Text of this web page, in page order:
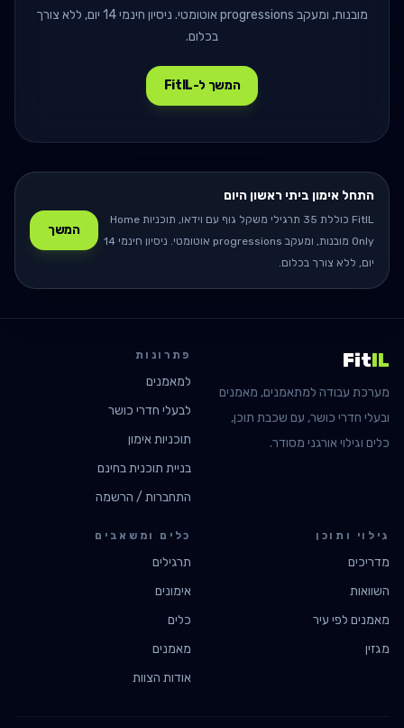
מובנות, ומעקב progressions אוטומטי. ניסיון חינמי 14 יום, ללא צורך
בכלום.
המשך ל-FitIL
התחל אימון ביתי ראשון היום
FitIL כוללת 35 תרגילי משקל גוף עם וידאו, תוכניות Home
Only מובנות, ומעקב progressions אוטומטי. ניסיון חינמי 14
יום, ללא צורך בכלום.
המשך
FitIL
מערכת עבודה למתאמנים, מאמנים
ובעלי חדרי כושר, עם שכבת תוכן,
כלים וגילוי אורגני מסודר.
פתרונות
למאמנים
לבעלי חדרי כושר
תוכניות אימון
בניית תוכנית בחינם
התחברות / הרשמה
גילוי ותוכן
מדריכים
השוואות
מאמנים לפי עיר
מגזין
כלים ומשאבים
תרגילים
אימונים
כלים
מאמנים
אודות הצוות